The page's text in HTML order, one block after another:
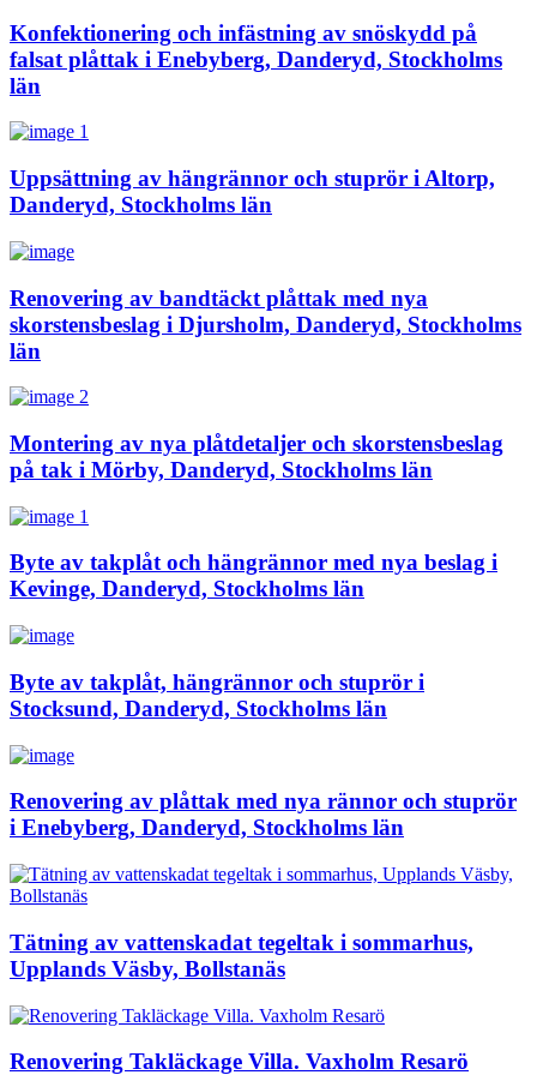
Konfektionering och infästning av snöskydd på
falsat plåttak i Enebyberg, Danderyd, Stockholms
län
Uppsättning av hängrännor och stuprör i Altorp,
Danderyd, Stockholms län
Renovering av bandtäckt plåttak med nya
skorstensbeslag i Djursholm, Danderyd, Stockholms
län
Montering av nya plåtdetaljer och skorstensbeslag
på tak i Mörby, Danderyd, Stockholms län
Byte av takplåt och hängrännor med nya beslag i
Kevinge, Danderyd, Stockholms län
Byte av takplåt, hängrännor och stuprör i
Stocksund, Danderyd, Stockholms län
Renovering av plåttak med nya rännor och stuprör
i Enebyberg, Danderyd, Stockholms län
Tätning av vattenskadat tegeltak i sommarhus,
Upplands Väsby, Bollstanäs
Renovering Takläckage Villa. Vaxholm Resarö